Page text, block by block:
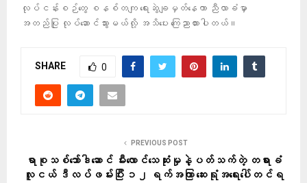
လုပ်ငန်းစဉ်တွေ စနစ်တကျ ရေးဆွဲချမှတ်နေကာ ညီလာခံမှာ
အတည်ပြု လုပ်ဆောင်သွားမယ်လို့ အသိပေး ကြေညာထားပါတယ်။
SHARE 0
PREVIOUS POST
ရာစုသစ်ဘော်ဒါဆောင် မီးလောင်သေဆုံးမှုနဲ့ပတ်သက်တဲ့ တရားခံ
လူငယ် ဒီလပ်ဖမ်းပြီး ၁၂ ရက်အကြာ ဆေးရုံအရေးပေါ်တင်ရ